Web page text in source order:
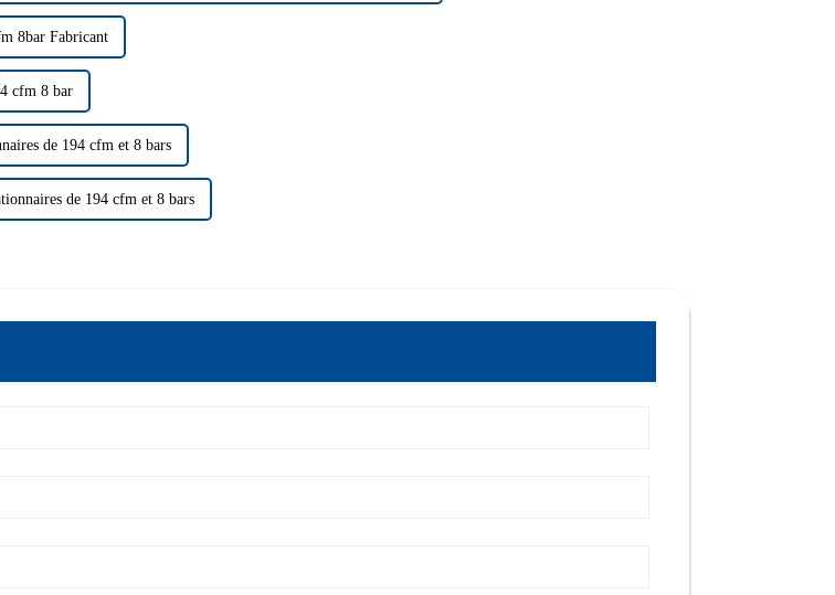
8bar Fabricant
cfm 8 bar
de 194 cfm et 8 bars
de 194 cfm et 8 bars